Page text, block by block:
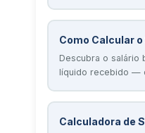
Como Calcular
Descubra o salário
líquido recebido —
Calculadora de